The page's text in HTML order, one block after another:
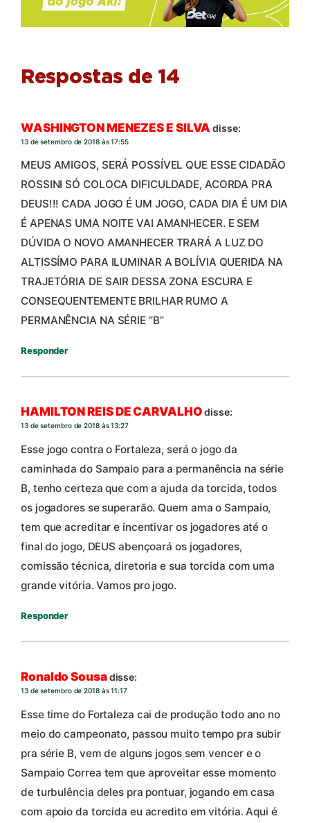
Respostas de 14
WASHINGTON MENEZES E SILVA disse:
13 de setembro de 2018 às 17:55
MEUS AMIGOS, SERÁ POSSÍVEL QUE ESSE CIDADÃO
ROSSINI SÓ COLOCA DIFICULDADE, ACORDA PRA
DEUS!!! CADA JOGO É UM JOGO, CADA DIA É UM DIA
É APENAS UMA NOITE VAI AMANHECER. E SEM
DÚVIDA O NOVO AMANHECER TRARÁ A LUZ DO
ALTISSÍMO PARA ILUMINAR A BOLÍVIA QUERIDA NA
TRAJETÓRIA DE SAIR DESSA ZONA ESCURA E
CONSEQUENTEMENTE BRILHAR RUMO A
PERMANÊNCIA NA SÉRIE “B”
Responder
HAMILTON REIS DE CARVALHO disse:
13 de setembro de 2018 às 13:27
Esse jogo contra o Fortaleza, será o jogo da
caminhada do Sampaio para a permanência na série
B, tenho certeza que com a ajuda da torcida, todos
os jogadores se superarão. Quem ama o Sampaio,
tem que acreditar e incentivar os jogadores até o
final do jogo, DEUS abençoará os jogadores,
comissão técnica, diretoria e sua torcida com uma
grande vitória. Vamos pro jogo.
Responder
Ronaldo Sousadisse:
13 de setembro de 2018 às 11:17
Esse time do Fortaleza cai de produção todo ano no
meio do campeonato, passou muito tempo pra subir
pra série B, vem de alguns jogos sem vencer e o
Sampaio Correa tem que aproveitar esse momento
de turbulência deles pra pontuar, jogando em casa
com apoio da torcida eu acredito em vitória. Aqui é